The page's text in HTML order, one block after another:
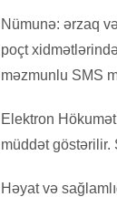
Nümunə: ərzaq
poçt
məzmunlu SMS
Elektron
müddət göstərilir.
Həyat və